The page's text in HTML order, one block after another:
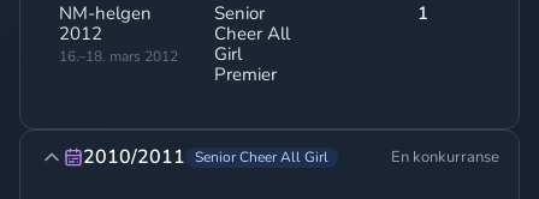
NM-helgen
2012
16.–18. mars 2012
Senior
Cheer All
Girl
Premier
1
2010/2011 Senior Cheer All Girl En konkurranse